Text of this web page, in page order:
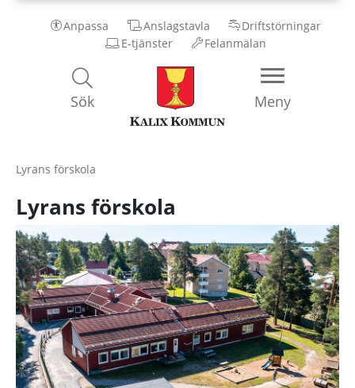
Anpassa Anslagstavla
Driftstörningar
E-tjänster
Felanmälan
Kalix
Kommun
Meny
Sök
Lyrans förskola
Lyrans förskola